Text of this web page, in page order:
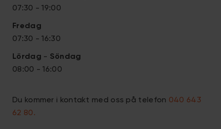
07:30 - 19:00
Fredag
07:30 - 16:30
Lördag - Söndag
08:00 - 16:00
Du kommer i kontakt med oss på telefon 040 643
62 80.